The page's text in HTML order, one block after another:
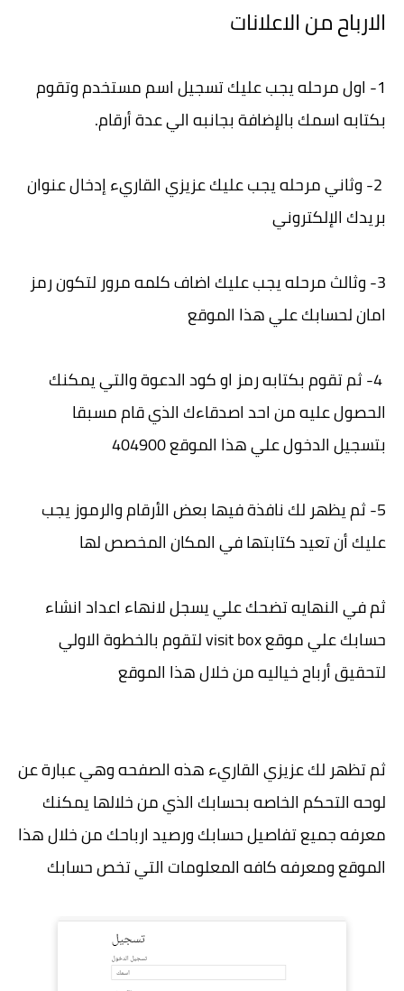
الارباح من الاعلانات
1- اول مرحله يجب عليك تسجيل اسم مستخدم وتقوم
بكتابه اسمك بالإضافة بجانبه الي عدة أرقام.
2- وثاني مرحله يجب عليك عزيزي القاريء إدخال عنوان
بريدك الإلكتروني
3- وثالث مرحله يجب عليك اضاف كلمه مرور لتكون رمز
امان لحسابك علي هذا الموقع
4- ثم تقوم بكتابه رمز او كود الدعوة والتي يمكنك
الحصول عليه من احد اصدقاءك الذي قام مسبقا
بتسجيل الدخول علي هذا الموقع 404900
5- ثم يظهر لك نافذة فيها بعض الأرقام والرموز يجب
عليك أن تعيد كتابتها في المكان المخصص لها
ثم في النهايه تضحك علي يسجل لانهاء اعداد انشاء
حسابك علي موقع visit box لتقوم بالخطوة الاولي
لتحقيق أرباح خياليه من خلال هذا الموقع
ثم تظهر لك عزيزي القاريء هذه الصفحه وهي عبارة عن
لوحه التحكم الخاصه بحسابك الذي من خلالها يمكنك
معرفه جميع تفاصيل حسابك ورصيد ارباحك من خلال هذا
الموقع ومعرفه كافه المعلومات التي تخص حسابك